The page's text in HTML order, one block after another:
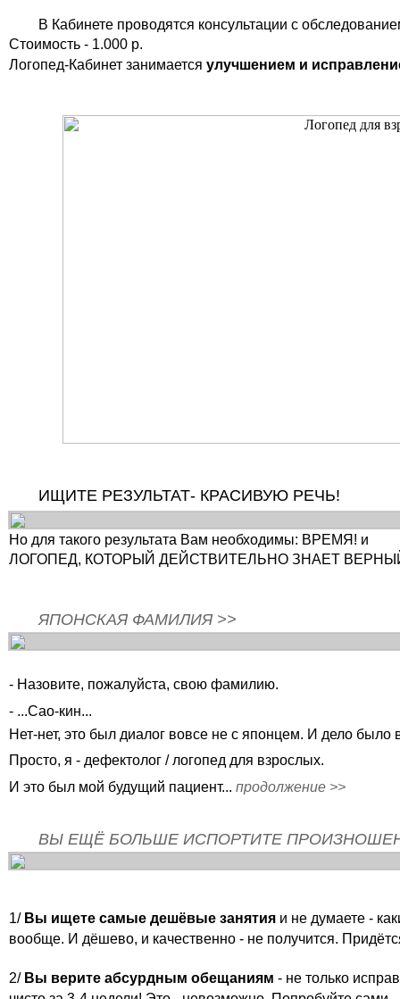
В Кабинете проводятся консультации с
Стоимость - 1.000 р.
Логопед-Кабинет занимается улучшением и
ИЩИТЕ РЕЗУЛЬТАТ- КРАСИВУЮ РЕЧЬ!
Но для такого результата Вам необходимы: ВРЕМЯ! и
ЛОГОПЕД, КОТОРЫЙ ДЕЙСТВИТЕЛЬНО ЗНАЕТ
ЯПОНСКАЯ ФАМИЛИЯ >>
- Назовите, пожалуйста, свою фамилию.
- ...Сао-кин...
Нет-нет, это был диалог вовсе не с японцем. И дело было
Просто, я - дефектолог / логопед для взрослых.
И это был мой будущий пациент... продолжение >>
ВЫ ЕЩЁ БОЛЬШЕ ИСПОРТИТЕ
1/ Вы ищете самые дешёвые занятия и не думаете -
вообще. И дёшево, и качественно - не получится.
2/ Вы верите абсурдным обещаниям - не только